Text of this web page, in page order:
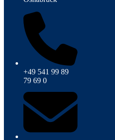
+49 541 99 89
79 69 0